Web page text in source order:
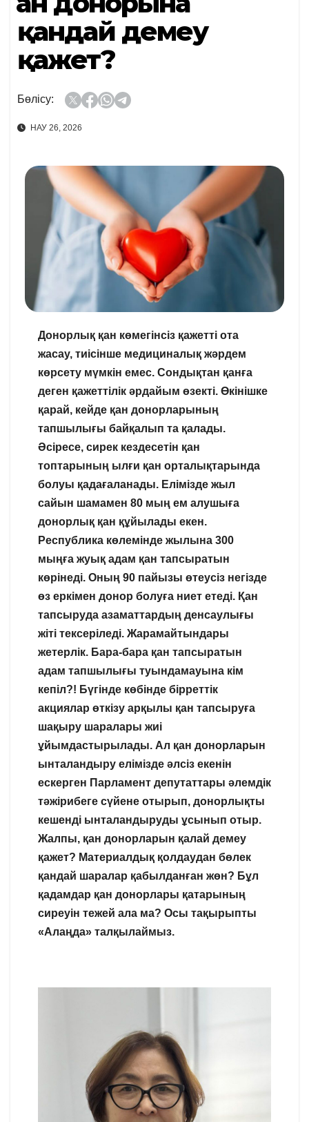
қандай демеу
қажет?
Бөлісу:
НАУ 26, 2026
Донорлық қан көмегінсіз қажетті ота
жасау, тиісінше медициналық жәрдем
көрсету мүмкін емес. Сондықтан қанға
деген қажеттілік әрдайым өзекті. Өкінішке
қарай, кейде қан донорларының
тапшылығы байқалып та қалады.
Әсіресе, сирек кездесетін қан
топтарының ылғи қан орталықтарында
болуы қадағаланады. Елімізде жыл
сайын шамамен 80 мың ем алушыға
донорлық қан құйылады екен.
Республика көлемінде жылына 300
мыңға жуық адам қан тапсыратын
көрінеді. Оның 90 пайызы өтеусіз негізде
өз еркімен донор болуға ниет етеді. Қан
тапсыруда азаматтардың денсаулығы
жіті тексеріледі. Жарамайтындары
жетерлік. Бара-бара қан тапсыратын
адам тапшылығы туындамауына кім
кепіл?! Бүгінде көбінде бірреттік
акциялар өткізу арқылы қан тапсыруға
шақыру шаралары жиі
ұйымдастырылады. Ал қан донорларын
ынталандыру елімізде әлсіз екенін
ескерген Парламент депутаттары әлемдік
тәжірибеге сүйене отырып, донорлықты
кешенді ынталандыруды ұсынып отыр.
Жалпы, қан донорларын қалай демеу
қажет? Материалдық қолдаудан бөлек
қандай шаралар қабылданған жөн? Бұл
қадамдар қан донорлары қатарының
сиреуін тежей ала ма? Осы тақырыпты
«Алаңда» талқылаймыз.